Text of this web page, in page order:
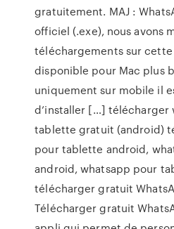
gratuitement. MAJ :
officiel (.exe), nous avons
téléchargements sur cette
disponible pour Mac plus
uniquement sur mobile il
d’installer […] télécharger
tablette gratuit (android)
pour tablette android,
android, whatsapp pour
télécharger gratuit
Télécharger gratuit